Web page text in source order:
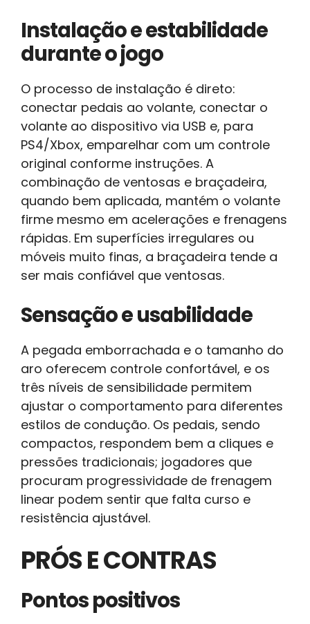
Instalação e estabilidade
durante o jogo
O processo de instalação é direto:
conectar pedais ao volante, conectar o
volante ao dispositivo via USB e, para
PS4/Xbox, emparelhar com um controle
original conforme instruções. A
combinação de ventosas e braçadeira,
quando bem aplicada, mantém o volante
firme mesmo em acelerações e frenagens
rápidas. Em superfícies irregulares ou
móveis muito finas, a braçadeira tende a
ser mais confiável que ventosas.
Sensação e usabilidade
A pegada emborrachada e o tamanho do
aro oferecem controle confortável, e os
três níveis de sensibilidade permitem
ajustar o comportamento para diferentes
estilos de condução. Os pedais, sendo
compactos, respondem bem a cliques e
pressões tradicionais; jogadores que
procuram progressividade de frenagem
linear podem sentir que falta curso e
resistência ajustável.
PRÓS E CONTRAS
Pontos positivos